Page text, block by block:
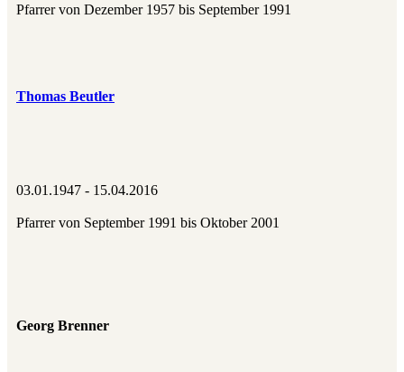
Pfarrer von Dezember 1957 bis September 1991
Thomas Beutler
03.01.1947 - 15.04.2016
Pfarrer von September 1991 bis Oktober 2001
Georg Brenner